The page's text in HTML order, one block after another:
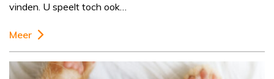
vinden. U speelt toch ook…
Meer